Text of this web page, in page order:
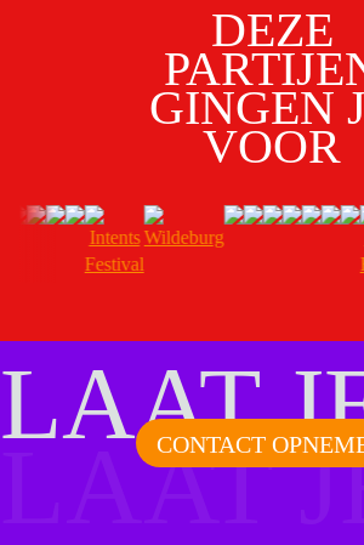
DEZE
GINGEN
VOOR
LAAT
LAAT
CONTACT